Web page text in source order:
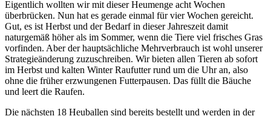
Eigentlich wollten wir mit dieser Heumenge acht Wochen
überbrücken. Nun hat es gerade einmal für vier Wochen gereicht.
Gut, es ist Herbst und der Bedarf in dieser Jahreszeit damit
naturgemäß höher als im Sommer, wenn die Tiere viel frisches Gras
vorfinden. Aber der hauptsächliche Mehrverbrauch ist wohl unserer
Strategieänderung zuzuschreiben. Wir bieten allen Tieren ab sofort
im Herbst und kalten Winter Raufutter rund um die Uhr an, also
ohne die früher erzwungenen Futterpausen. Das füllt die Bäuche
und leert die Raufen.
Die nächsten 18 Heuballen sind bereits bestellt und werden in der